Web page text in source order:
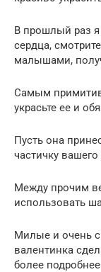
В прошлый раз
сердца,
малышами,
Самым
украсьте ее и
Пусть она
частичку вашего
Между прочим
использовать
Милые и очень
валентинка
более